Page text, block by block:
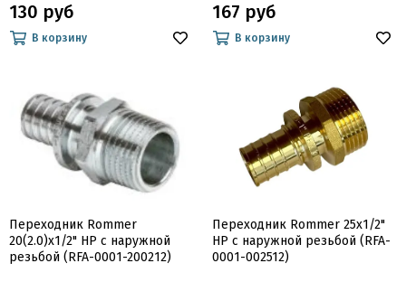
130 руб
В корзину
167 руб
В корзину
Переходник Rommer
20(2.0)x1/2" НР с наружной
резьбой (RFA-0001-200212)
Переходник Rommer 25x1/2"
НР с наружной резьбой (RFA-
0001-002512)